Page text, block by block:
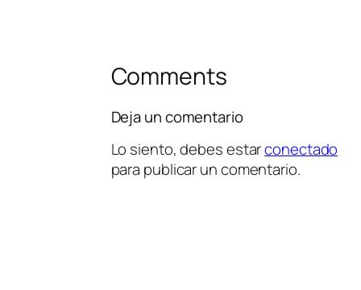
Comments
Deja un comentario
Lo siento, debes estarconectado
para publicar un comentario.